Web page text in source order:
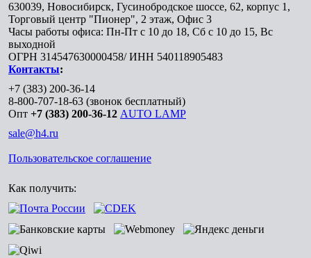
630039, Новосибирск, Гусинобродское шоссе, 62, корпус 1,
Торговый центр "Пионер", 2 этаж, Офис 3
Часы работы офиса: Пн-Пт с 10 до 18, Сб с 10 до 15, Вс
выходной
ОГРН 314547630000458/ ИНН 540118905483
Контакты:
+7 (383) 200-36-14
8-800-707-18-63 (звонок бесплатный)
Опт +7 (383) 200-36-12 AUTO LAMP
sale@h4.ru
Пользовательское соглашение
Как получить: